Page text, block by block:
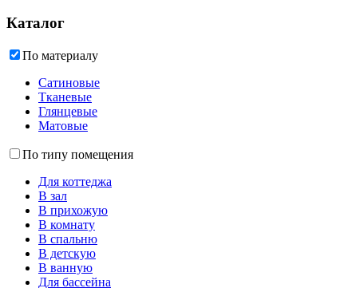
Каталог
По материалу
Сатиновые
Тканевые
Глянцевые
Матовые
По типу помещения
Для коттеджа
В зал
В прихожую
В комнату
В спальню
В детскую
В ванную
Для бассейна